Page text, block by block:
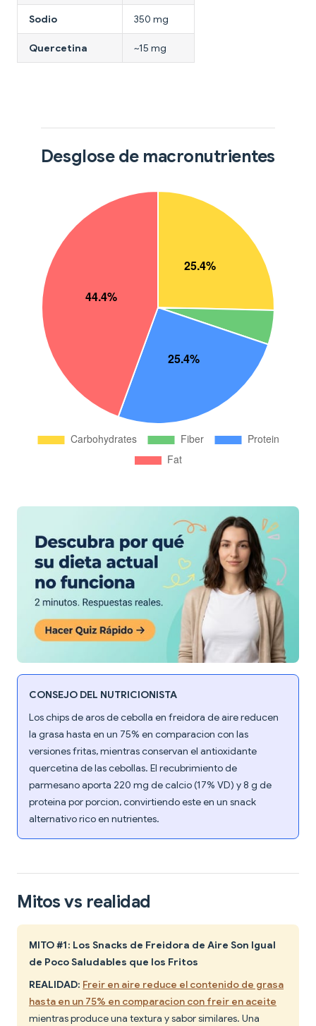
Sodio 350 mg
Quercetina ~15 mg
Desglose de macronutrientes
CONSEJO DEL NUTRICIONISTA
Los chips de aros de cebolla en freidora de aire reducen
la grasa hasta en un 75% en comparacion con las
versiones fritas, mientras conservan el antioxidante
quercetina de las cebollas. El recubrimiento de
parmesano aporta 220 mg de calcio (17% VD) y 8 g de
proteina por porcion, convirtiendo este en un snack
alternativo rico en nutrientes.
Mitos vs realidad
MITO #1: Los Snacks de Freidora de Aire Son Igual
de Poco Saludables que los Fritos
REALIDAD: Freir en aire reduce el contenido de grasa
hasta en un 75% en comparacion con freir en aceite
mientras produce una textura y sabor similares. Una